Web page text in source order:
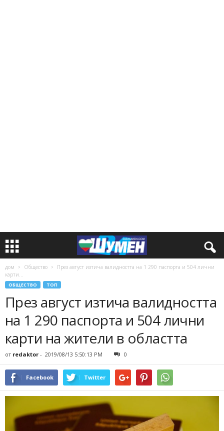
дом Общество
През август изтича валидността на 1 290 паспорта и 504 лични
карти...
ОБЩЕСТВО ТОП
През август изтича валидността
на 1 290 паспорта и 504 лични
карти на жители в областта
от redaktor - 2019/08/13 5:50:13 PM 0
Facebook Twitter